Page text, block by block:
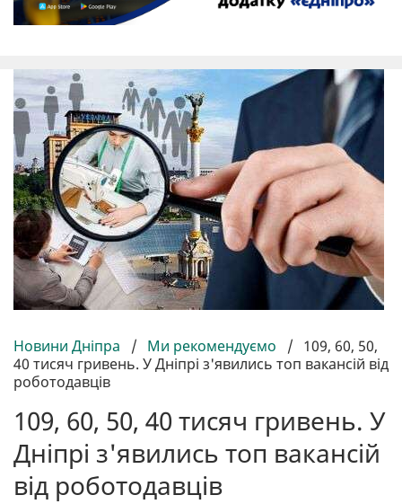
Новини Дніпра / Ми рекомендуємо / 109, 60, 50,
40 тисяч гривень. У Дніпрі з'явились топ вакансій від
роботодавців
109, 60, 50, 40 тисяч гривень. У
Дніпрі з'явились топ вакансій
від роботодавців